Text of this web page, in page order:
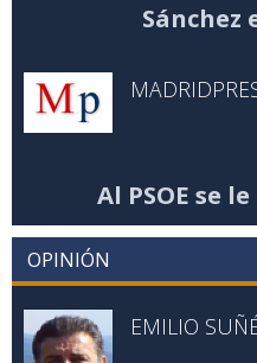
Sánchez
Al PSOE se
OPINIÓN
EMILIO